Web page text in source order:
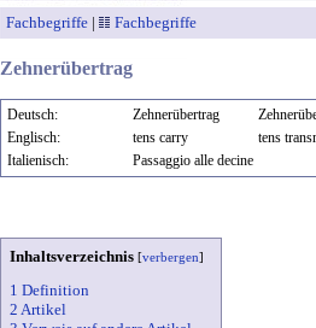
Fachbegriffe | Fachbegriffe
Zehnerübertrag
Deutsch: Zehnerübertrag
Englisch:
tens carry
tens
Italienisch:
Passaggio alle decine
Inhaltsverzeichnis [verbergen]
1 Definition
2 Artikel